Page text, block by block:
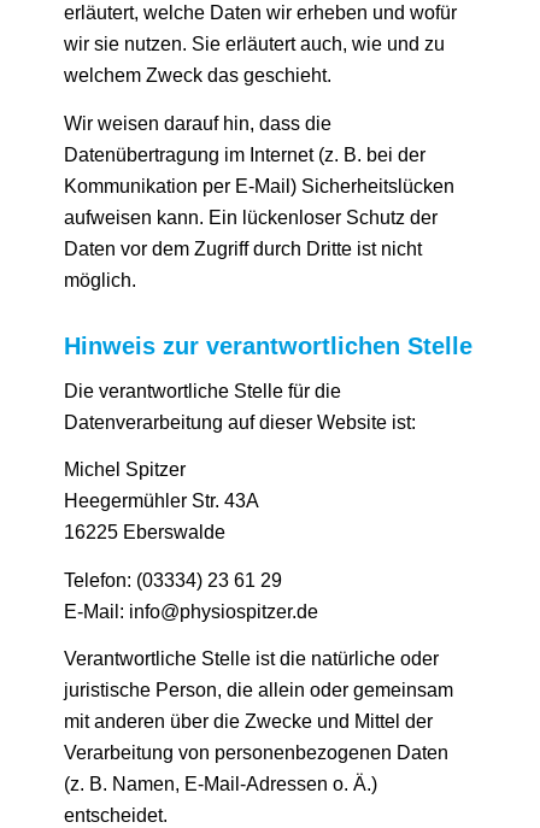
erläutert, welche Daten wir erheben und wofür
wir sie nutzen. Sie erläutert auch, wie und zu
welchem Zweck das geschieht.
Wir weisen darauf hin, dass die
Datenübertragung im Internet (z. B. bei der
Kommunikation per E-Mail) Sicherheitslücken
aufweisen kann. Ein lückenloser Schutz der
Daten vor dem Zugriff durch Dritte ist nicht
möglich.
Hinweis zur verantwortlichen Stelle
Die verantwortliche Stelle für die
Datenverarbeitung auf dieser Website ist:
Michel Spitzer
Heegermühler Str. 43A
16225 Eberswalde
Telefon: (03334) 23 61 29
E-Mail: info@physiospitzer.de
Verantwortliche Stelle ist die natürliche oder
juristische Person, die allein oder gemeinsam
mit anderen über die Zwecke und Mittel der
Verarbeitung von personenbezogenen Daten
(z. B. Namen, E-Mail-Adressen o. Ä.)
entscheidet.